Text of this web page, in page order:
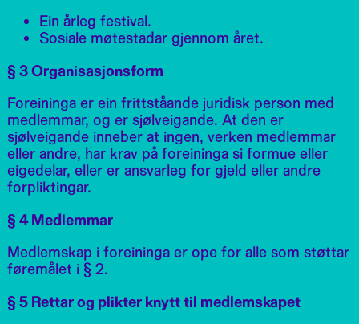
Ein årleg festival.
Sosiale møtestadar gjennom året.
§ 3 Organisasjonsform
Foreininga er ein frittståande juridisk person med
medlemmar, og er sjølveigande. At den er
sjølveigande inneber at ingen, verken medlemmar
eller andre, har krav på foreininga si formue eller
eigedelar, eller er ansvarleg for gjeld eller andre
forpliktingar.
§ 4 Medlemmar
Medlemskap i foreininga er ope for alle som støttar
føremålet i § 2.
§ 5 Rettar og plikter knytt til medlemskapet